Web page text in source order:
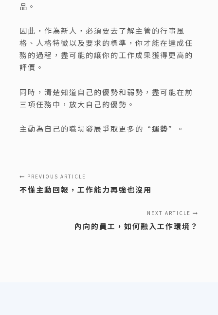
品。
因此，作為新人，必須要去了解主管的行事風
格、人格特徵以及要求的標準，你才能在達成任
務的過程，盡可能的讓你的工作成果獲得更高的
評價。
同時，清楚知道自己的優勢和弱勢，盡可能在前
三項任務中，放大自己的優勢。
主動為自己的職場發展爭取更多的“運勢”。
PREVIOUS ARTICLE
不懂主動回報，工作能力再強也沒用
NEXT ARTICLE
內向的員工，如何融入工作環境？